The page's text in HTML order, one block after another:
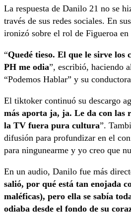
La respuesta de Danilo 21 no se
través de sus redes sociales. En
ironizó sobre el rol de Figueroa
“Quedé tieso. El que le sirve los
PH me odia”, escribió, haciendo
“Podemos Hablar” y su conductora
El tiktoker continuó su descargo
más aporta ja, ja. Le da con las
la TV fuera pura cultura”.
difusión para profundizar en el
para ningunearme y yo creo que
En un audio, Danilo fue más
salió, por qué está tan enojada
maléficas), pero ella se sabía
odiaba desde el fondo de su